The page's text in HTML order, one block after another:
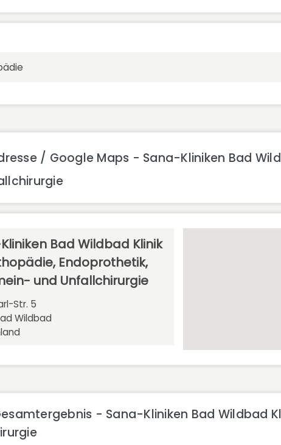
/ Google Maps - Sana-Kliniken Bad
Bad Wildbad Klinik
Endoprothetik,
und Unfallchirurgie
Str. 5
Wildbad
- Sana-Kliniken Bad Wildbad